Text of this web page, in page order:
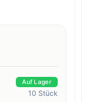
Auf Lager
10 Stück